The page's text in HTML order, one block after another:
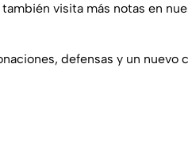
también visita más notas en
defensas y un nuevo